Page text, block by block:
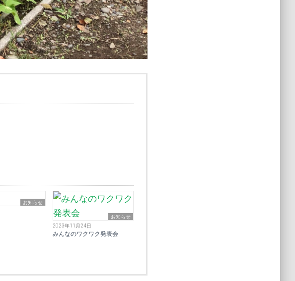
お知らせ
お知らせ
2023年11月24日
みんなのワクワク発表会